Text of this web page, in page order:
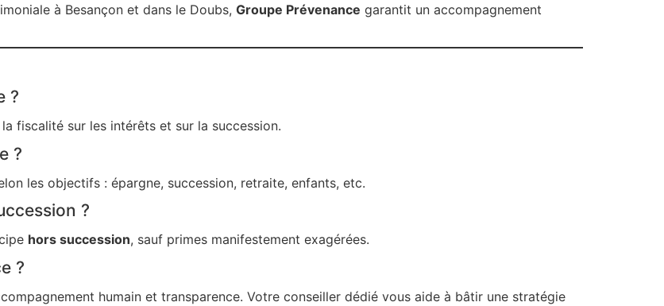
à Besançon et dans le Doubs, Groupe Prévenance garantit un accompagnement
?
fiscalité sur les intérêts et sur la succession.
?
les objectifs : épargne, succession, retraite, enfants, etc.
?
hors succession, sauf primes manifestement exagérées.
?
humain et transparence. Votre conseiller dédié vous aide à bâtir une stratégie